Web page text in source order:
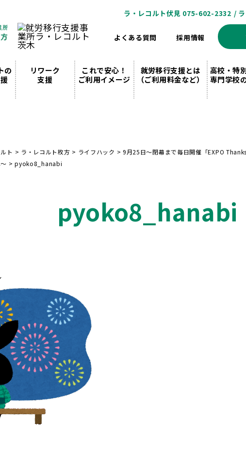
ラ・レコルト伏見 075-602-2332 /
よくある質問 採用情報
の
リワーク
支援
これで安心！
ご利用イメージ
就労移行支援とは
（ご利用料金など）
高校・特
専門学校
ト > ラ・レコルト枚方 > ライフハック > 9月25日～閉幕まで毎日開催「EXPO
>pyoko8_hanabi
pyoko8_hanabi